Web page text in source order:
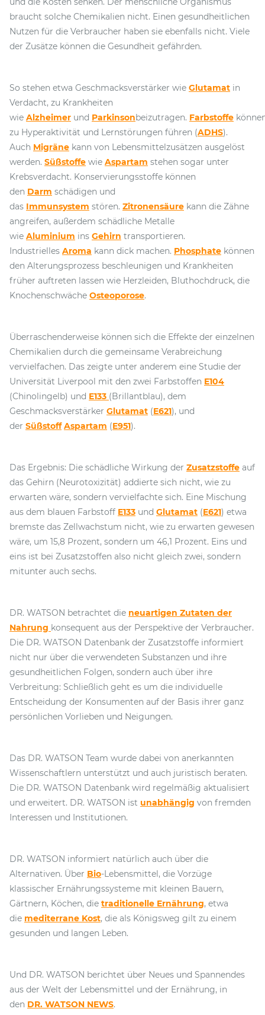
braucht solche Chemikalien nicht. Einen gesundheitlichen
Nutzen für die Verbraucher haben sie ebenfalls nicht. Viele
der Zusätze können die Gesundheit gefährden.
So stehen etwa Geschmacksverstärker wie Glutamat in
Verdacht, zu Krankheiten
wie Alzheimer und Parkinsonbeizutragen. Farbstoffe
zu Hyperaktivität und Lernstörungen führen (ADHS).
Auch Migräne kann von Lebensmittelzusätzen ausgelöst
werden. Süßstoffe wie Aspartam stehen sogar unter
Krebsverdacht. Konservierungsstoffe können
den Darm schädigen und
das Immunsystem stören. Zitronensäure kann die Zähne
angreifen, außerdem schädliche Metalle
wie Aluminium ins Gehirn transportieren.
Industrielles Aroma kann dick machen. Phosphate können
den Alterungsprozess beschleunigen und Krankheiten
früher auftreten lassen wie Herzleiden, Bluthochdruck, die
Knochenschwäche Osteoporose.
Überraschenderweise können sich die Effekte der einzelnen
Chemikalien durch die gemeinsame Verabreichung
vervielfachen. Das zeigte unter anderem eine Studie der
Universität Liverpool mit den zwei Farbstoffen E104
(Chinolingelb) und E133 (Brillantblau), dem
Geschmacksverstärker Glutamat (E621), und
der Süßstoff Aspartam (E951).
Das Ergebnis: Die schädliche Wirkung der Zusatzstoffe auf
das Gehirn (Neurotoxizität) addierte sich nicht, wie zu
erwarten wäre, sondern vervielfachte sich. Eine Mischung
aus dem blauen Farbstoff E133 und Glutamat (E621) etwa
bremste das Zellwachstum nicht, wie zu erwarten gewesen
wäre, um 15,8 Prozent, sondern um 46,1 Prozent. Eins und
eins ist bei Zusatzstoffen also nicht gleich zwei, sondern
mitunter auch sechs.
DR. WATSON betrachtet die neuartigen Zutaten der
Nahrung konsequent aus der Perspektive der Verbraucher.
Die DR. WATSON Datenbank der Zusatzstoffe informiert
nicht nur über die verwendeten Substanzen und ihre
gesundheitlichen Folgen, sondern auch über ihre
Verbreitung: Schließlich geht es um die individuelle
Entscheidung der Konsumenten auf der Basis ihrer ganz
persönlichen Vorlieben und Neigungen.
Das DR. WATSON Team wurde dabei von anerkannten
Wissenschaftlern unterstützt und auch juristisch beraten.
Die DR. WATSON Datenbank wird regelmäßig aktualisiert
und erweitert. DR. WATSON ist unabhängig von fremden
Interessen und Institutionen.
DR. WATSON informiert natürlich auch über die
Alternativen. Über Bio-Lebensmittel, die Vorzüge
klassischer Ernährungssysteme mit kleinen Bauern,
Gärtnern, Köchen, die traditionelle Ernährung, etwa
die mediterrane Kost, die als Königsweg gilt zu einem
gesunden und langen Leben.
Und DR. WATSON berichtet über Neues und Spannendes
aus der Welt der Lebensmittel und der Ernährung, in
den DR. WATSON NEWS.